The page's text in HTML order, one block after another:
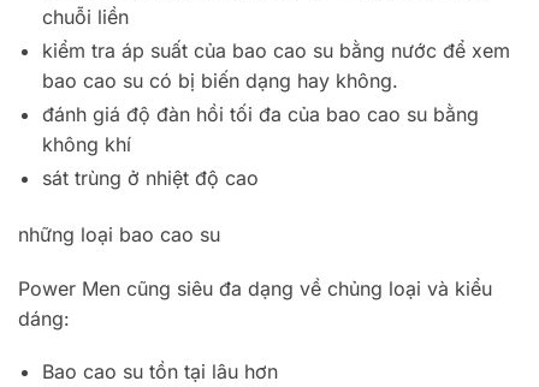
chuỗi liền
kiểm tra áp suất của bao cao su bằng nước để xem
bao cao su có bị biến dạng hay không.
đánh giá độ đàn hồi tối đa của bao cao su bằng
không khí
sát trùng ở nhiệt độ cao
những loại bao cao su
Power Men cũng siêu đa dạng về chủng loại và kiểu
dáng:
Bao cao su tồn tại lâu hơn